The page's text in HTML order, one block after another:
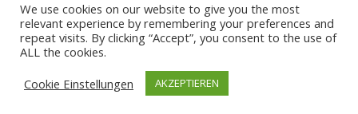
Widerruf
We use cookies on our website to give you the most
relevant experience by remembering your preferences and
repeat visits. By clicking “Accept”, you consent to the use of
ALL the cookies.
Cookie Einstellungen
AKZEPTIEREN